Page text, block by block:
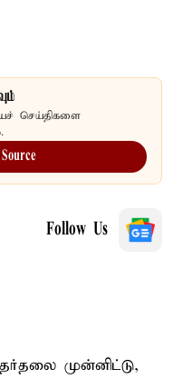
செய்திகளை
Follow Us
முன்னிட்டு,